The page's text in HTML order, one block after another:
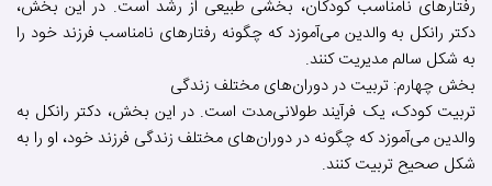
رفتارهای نامناسب کودکان، بخشی طبیعی از رشد است. در این بخش،
دکتر رانکل به والدین می‌آموزد که چگونه رفتارهای نامناسب فرزند خود را
به شکل سالم مدیریت کنند.
بخش چهارم: تربیت در دوران‌های مختلف زندگی
تربیت کودک، یک فرآیند طولانی‌مدت است. در این بخش، دکتر رانکل به
والدین می‌آموزد که چگونه در دوران‌های مختلف زندگی فرزند خود، او را به
شکل صحیح تربیت کنند.